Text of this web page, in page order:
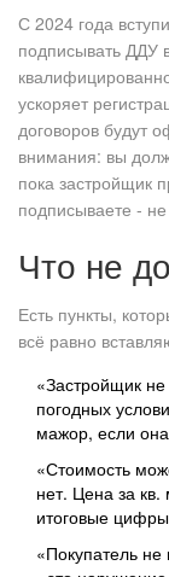
С 2024 года
подписывать ДДУ
ускоряет
договоров будут
внимания: вы
пока застройщик
подписываете - не
Что не
Есть пункты,
всё равно
«Застройщик не
погодных
мажор, если
«Стоимость
нет. Цена за
итоговые
«Покупатель